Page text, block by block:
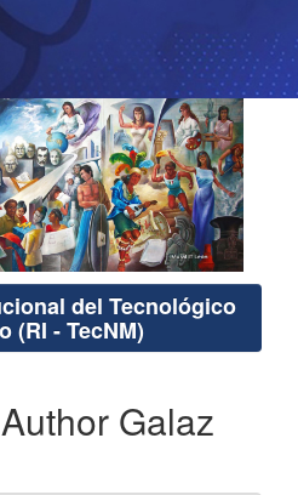
del Tecnológico
(RI - TecNM)
Galaz